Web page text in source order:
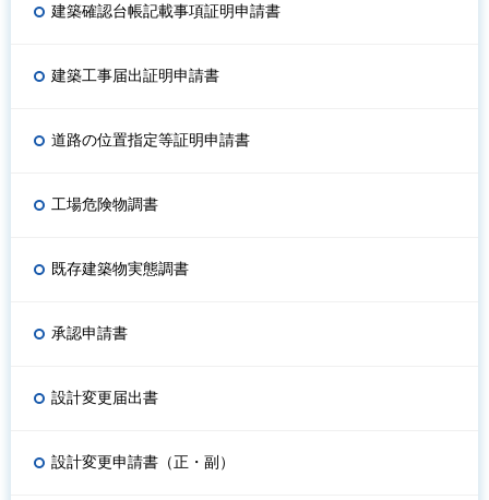
建築確認台帳記載事項証明申請書
建築工事届出証明申請書
道路の位置指定等証明申請書
工場危険物調書
既存建築物実態調書
承認申請書
設計変更届出書
設計変更申請書（正・副）